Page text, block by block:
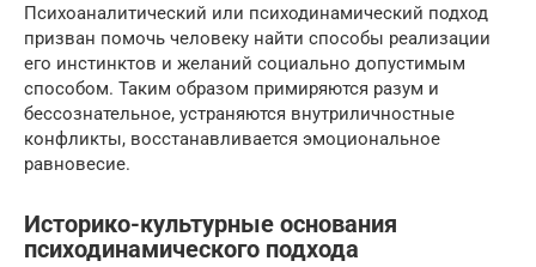
Психоаналитический или психодинамический подход
призван помочь человеку найти способы реализации
его инстинктов и желаний социально допустимым
способом. Таким образом примиряются разум и
бессознательное, устраняются внутриличностные
конфликты, восстанавливается эмоциональное
равновесие.
Историко-культурные основания
психодинамического подхода